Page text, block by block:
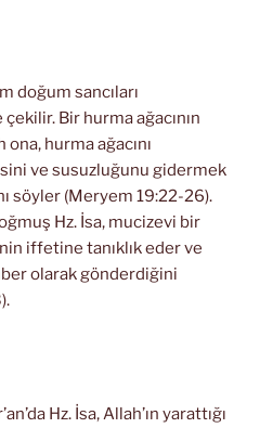
doğum sancıları
Bir hurma ağacının
hurma ağacını
ve susuzluğunu gidermek
söyler (Meryem 19:22-26).
Hz. İsa, mucizevi bir
iffetine tanıklık eder ve
olarak gönderdiğini
Hz. İsa, Allah’ın yarattığı